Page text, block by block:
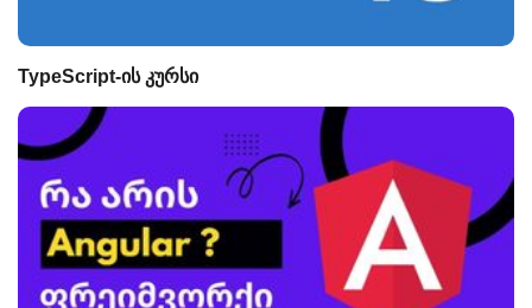
TypeScript-ის კურსი